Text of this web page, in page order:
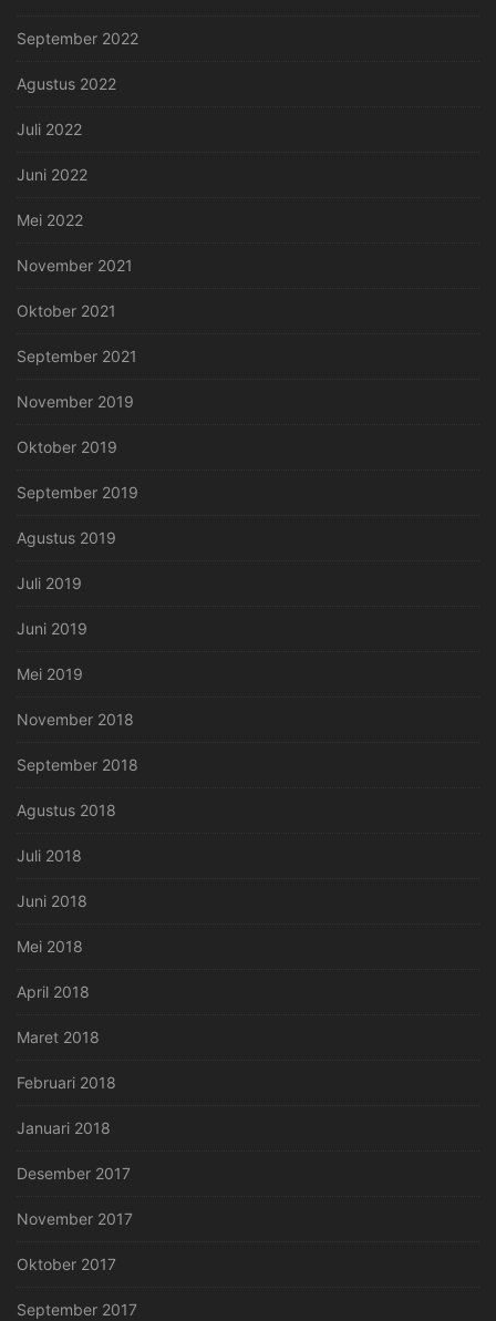
September 2022
Agustus 2022
Juli 2022
Juni 2022
Mei 2022
November 2021
Oktober 2021
September 2021
November 2019
Oktober 2019
September 2019
Agustus 2019
Juli 2019
Juni 2019
Mei 2019
November 2018
September 2018
Agustus 2018
Juli 2018
Juni 2018
Mei 2018
April 2018
Maret 2018
Februari 2018
Januari 2018
Desember 2017
November 2017
Oktober 2017
September 2017